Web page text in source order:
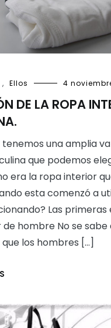
, Ellos 4
DE LA ROPA
tenemos una amplia
que podemos
era la ropa interior
esta comenzó a
Las primeras
hombre No se
los hombres […]